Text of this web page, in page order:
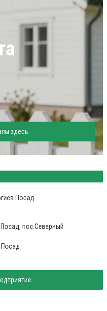
здесь
Посад
пос.Северный
Посад